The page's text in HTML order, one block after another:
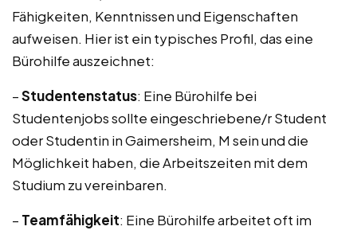
Fähigkeiten, Kenntnissen und Eigenschaften
aufweisen. Hier ist ein typisches Profil, das eine
Bürohilfe auszeichnet:
–Studentenstatus: Eine Bürohilfe bei
Studentenjobs sollte eingeschriebene/r Student
oder Studentin in Gaimersheim, M sein und die
Möglichkeit haben, die Arbeitszeiten mit dem
Studium zu vereinbaren.
– Teamfähigkeit: Eine Bürohilfe arbeitet oft im